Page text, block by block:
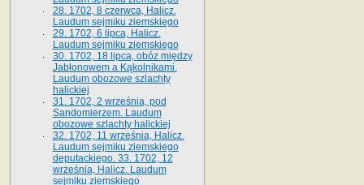
28. 1702, 8 czerwca, Halicz.
Laudum sejmiku ziemskiego
29. 1702, 6 lipca, Halicz.
Laudum sejmiku ziemskiego
30. 1702, 18 lipca, obóz między
Jabłonowem a Kąkolnikami.
Laudum obozowe szlachty
halickiej
31. 1702, 2 września, pod
Sandomierzem. Laudum
obozowe szlachty halickiej
32. 1702, 11 września, Halicz.
Laudum sejmiku ziemskiego
deputackiego. 33. 1702, 12
września, Halicz. Laudum
sejmiku ziemskiego